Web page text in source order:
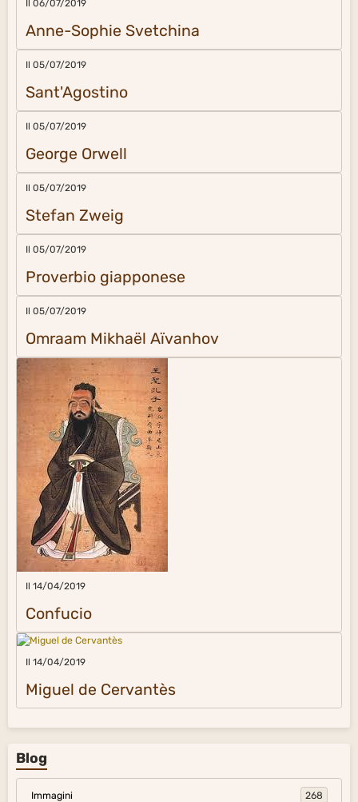
Il 06/07/2019
Anne-Sophie Svetchina
Il 05/07/2019
Sant'Agostino
Il 05/07/2019
George Orwell
Il 05/07/2019
Stefan Zweig
Il 05/07/2019
Proverbio giapponese
Il 05/07/2019
Omraam Mikhaël Aïvanhov
Il 14/04/2019
Confucio
Il 14/04/2019
Miguel de Cervantès
Blog
Immagini 268